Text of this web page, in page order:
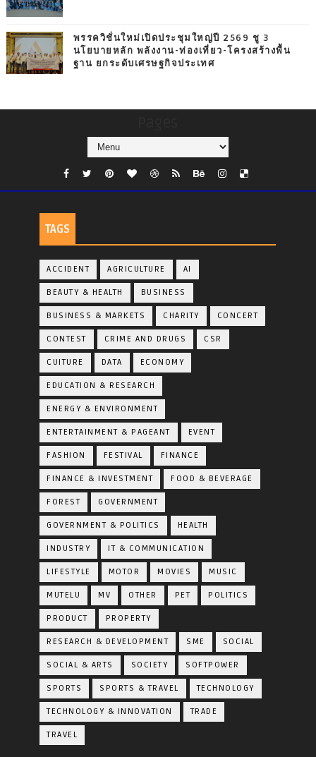
พรรควิชั่นใหม่เปิดประชุมใหญ่ปี 2569 ชู 3
นโยบายหลัก พลังงาน-ท่องเที่ยว-โครงสร้างพื้น
ฐาน ยกระดับเศรษฐกิจประเทศ
TAGS
ACCIDENT AGRICULTURE AI
BEAUTY & HEALTH BUSINESS
BUSINESS & MARKETS CHARITY CONCERT
CONTEST CRIME AND DRUGS CSR
CUITURE DATA ECONOMY
EDUCATION & RESEARCH
ENERGY & ENVIRONMENT
ENTERTAINMENT & PAGEANT EVENT
FASHION FESTIVAL FINANCE
FINANCE & INVESTMENT FOOD & BEVERAGE
FOREST GOVERNMENT
GOVERNMENT & POLITICS HEALTH
INDUSTRY IT & COMMUNICATION
LIFESTYLE MOTOR MOVIES MUSIC
MUTELU MV OTHER PET POLITICS
PRODUCT PROPERTY
RESEARCH & DEVELOPMENT SME SOCIAL
SOCIAL & ARTS SOCIETY SOFTPOWER
SPORTS SPORTS & TRAVEL TECHNOLOGY
TECHNOLOGY & INNOVATION TRADE
TRAVEL